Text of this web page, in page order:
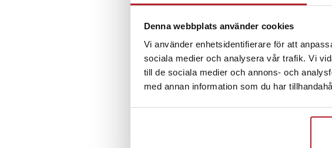
Denna webbplats använder cookies
Vi använder enhetsidentifierare för att
sociala medier och analysera vår trafik. Vi
till de sociala medier och annons- och
med annan information som du har
E Emi•2 år sedan
Funkar bra